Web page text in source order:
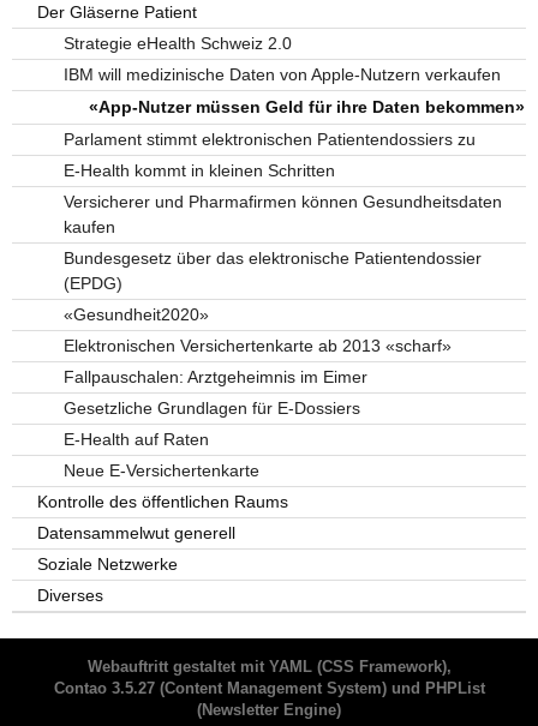
Der Gläserne Patient
Strategie eHealth Schweiz 2.0
IBM will medizinische Daten von Apple-Nutzern verkaufen
«App-Nutzer müssen Geld für ihre Daten bekommen»
Parlament stimmt elektronischen Patientendossiers zu
E-Health kommt in kleinen Schritten
Versicherer und Pharmafirmen können Gesundheitsdaten
kaufen
Bundesgesetz über das elektronische Patientendossier
(EPDG)
«Gesundheit2020»
Elektronischen Versichertenkarte ab 2013 «scharf»
Fallpauschalen: Arztgeheimnis im Eimer
Gesetzliche Grundlagen für E-Dossiers
E-Health auf Raten
Neue E-Versichertenkarte
Kontrolle des öffentlichen Raums
Datensammelwut generell
Soziale Netzwerke
Diverses
Webauftritt gestaltet mit YAML(CSS Framework),
Contao 3.5.27(Content Management System) und PHPList
(Newsletter Engine)